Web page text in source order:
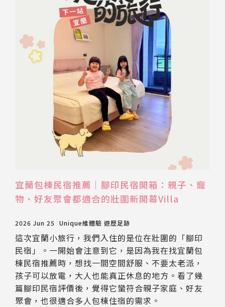
宜蘭包棟民宿推薦｜腳印民宿開箱：親子、寵
物、好友聚會都適合的壯圍新開幕Villa
2026 Jun 25 Unique維體驗 遊歷足跡
這次宜蘭小旅行，我們入住的是位在壯圍的「腳印
民宿」。一開始會注意到它，是因為我在找宜蘭包
棟民宿推薦時，想找一間空間舒服、不要太老派，
孩子可以放電，大人也能真正休息的地方。看了幾
篇腳印民宿評價後，覺得它蠻符合親子家庭、好友
聚會，也很適合多人包棟住宿的需求。